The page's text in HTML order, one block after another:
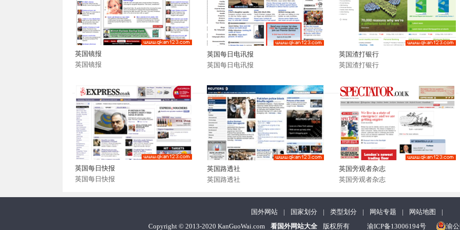
英国镜报
英国镜报
英国每日电讯报
英国每日电讯报
英国渣打银行
英国渣打银行
英国每日快报
英国每日快报
英国路透社
英国路透社
英国旁观者杂志
英国旁观者杂志
国外网站 | 国家划分 | 类型划分 | 网站专题 | 网站地图
|
Copyright ©2013-2020 KanGuoWai.com 看国外网站大全 版权所有 渝ICP备13006194号 渝